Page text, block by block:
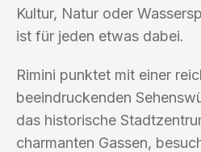
Kultur, Natur oder
ist für jeden etwas dabei.
Rimini punktet mit einer
beeindruckenden
das historische
charmanten Gassen,